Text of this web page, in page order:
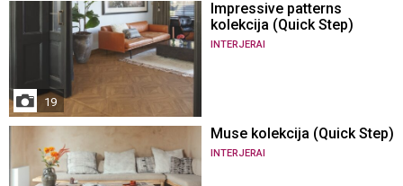
19
Impressive patterns
kolekcija (Quick Step)
INTERJERAI
Muse kolekcija (Quick Step)
INTERJERAI